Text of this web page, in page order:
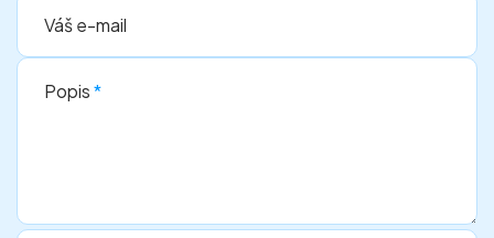
Váš e-mail
Popis*